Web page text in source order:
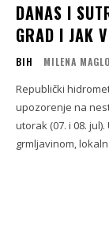
DANAS I
GRAD I JAK
BIH MILENA
Republički
upozorenje na
utorak (07. i 08.
grmljavinom,